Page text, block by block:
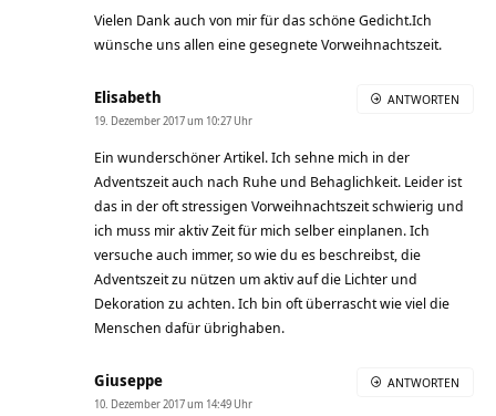
Vielen Dank auch von mir für das schöne Gedicht.Ich
wünsche uns allen eine gesegnete Vorweihnachtszeit.
Elisabeth
19. Dezember 2017 um 10:27 Uhr
Ein wunderschöner Artikel. Ich sehne mich in der
Adventszeit auch nach Ruhe und Behaglichkeit. Leider ist
das in der oft stressigen Vorweihnachtszeit schwierig und
ich muss mir aktiv Zeit für mich selber einplanen. Ich
versuche auch immer, so wie du es beschreibst, die
Adventszeit zu nützen um aktiv auf die Lichter und
Dekoration zu achten. Ich bin oft überrascht wie viel die
Menschen dafür übrighaben.
ANTWORTEN
Giuseppe
10. Dezember 2017 um 14:49 Uhr
ANTWORTEN